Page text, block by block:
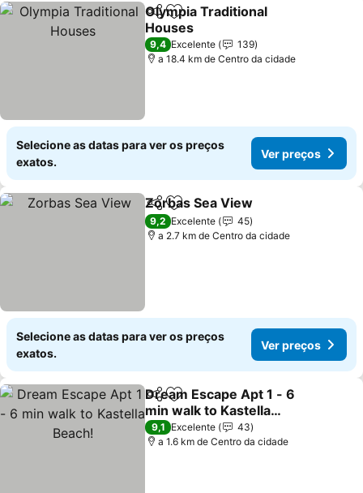
PartilharAdicionar aos favoritos
Olympia Traditional
Houses
Ver preços
9,4 Excelente
139
a 18.4 km de Centro da cidade
Selecione as datas para ver os preços
exatos.
Ver preços
PartilharAdicionar aos favoritos
Zorbas Sea View
9,2 Excelente
45
a 2.7 km de Centro da cidade
Selecione as datas para ver os preços
exatos.
Ver preços
PartilharAdicionar aos favoritos
Dream Escape Apt 1 - 6
min walk to Kastella
Beach!
Ver preços
9,1 Excelente
43
a 1.6 km de Centro da cidade